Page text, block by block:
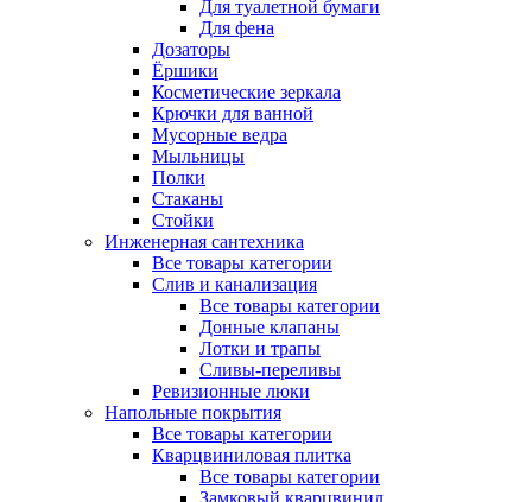
Для туалетной бумаги
Для фена
Дозаторы
Ёршики
Косметические зеркала
Крючки для ванной
Мусорные ведра
Мыльницы
Полки
Стаканы
Стойки
Инженерная сантехника
Все товары категории
Слив и канализация
Все товары категории
Донные клапаны
Лотки и трапы
Сливы-переливы
Ревизионные люки
Напольные покрытия
Все товары категории
Кварцвиниловая плитка
Все товары категории
Замковый кварцвинил